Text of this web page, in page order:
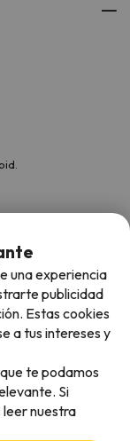
una experiencia
publicidad
Estas cookies
a tus intereses y
te podamos
Si
nuestra